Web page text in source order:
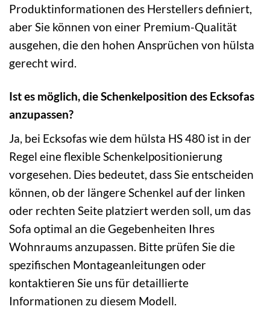
Produktinformationen des Herstellers definiert,
aber Sie können von einer Premium-Qualität
ausgehen, die den hohen Ansprüchen von hülsta
gerecht wird.
Ist es möglich, die Schenkelposition des Ecksofas
anzupassen?
Ja, bei Ecksofas wie dem hülsta HS 480 ist in der
Regel eine flexible Schenkelpositionierung
vorgesehen. Dies bedeutet, dass Sie entscheiden
können, ob der längere Schenkel auf der linken
oder rechten Seite platziert werden soll, um das
Sofa optimal an die Gegebenheiten Ihres
Wohnraums anzupassen. Bitte prüfen Sie die
spezifischen Montageanleitungen oder
kontaktieren Sie uns für detaillierte
Informationen zu diesem Modell.